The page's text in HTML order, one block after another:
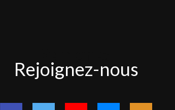
nous
Rejoignez-nous